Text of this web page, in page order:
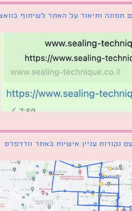
ותיאור על האתר לשיתוף בוואצאפ
עניין אישיות באתר וורדפרס